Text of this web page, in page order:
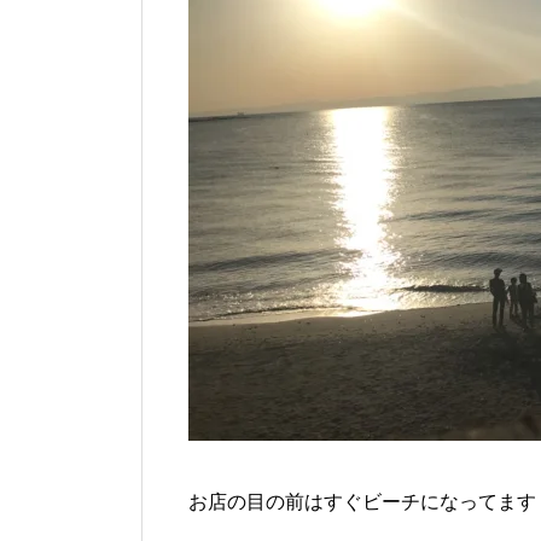
お店の目の前はすぐビーチになってます